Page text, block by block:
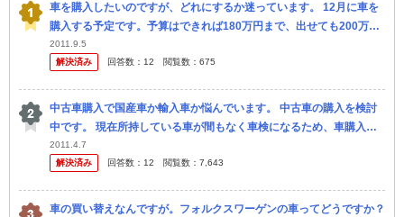
車を購入したいのですが、どれにするか迷っています。 12月に車を
購入する予定です。予算はできれば180万円まで、出せても200万円
までです。夫婦２人暮らしで、日々の買い物や休日のお出かけに使う
車...
2011.9.5
解決済み
回答数： 12 閲覧数： 675
中古車購入で国産車か輸入車か悩んでいます。 中古車の購入を検討
中です。 現在所持している車が間もなく車検になるため、車購入を
検討しています。 新車を購入の予定でしたが、予定外の出費（家の
改築）が...
2011.4.7
解決済み
回答数： 12 閲覧数： 7,643
車の買い替えなんですが。フォルクスワーゲンの車ってどうですか？